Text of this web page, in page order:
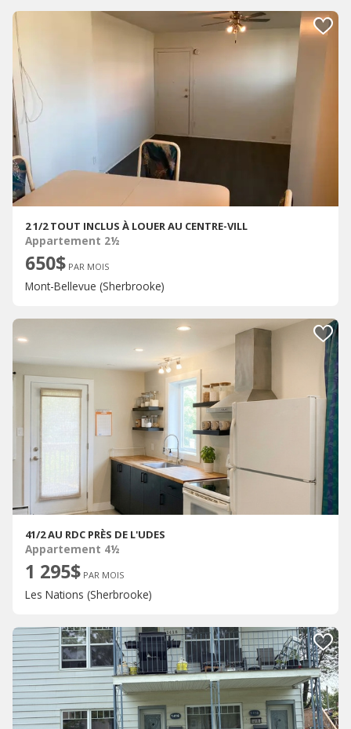
2 1/2 TOUT INCLUS À LOUER AU CENTRE-VILL
Appartement 2½
650$ PAR MOIS
Mont-Bellevue (Sherbrooke)
41/2 AU RDC PRÈS DE L'UDES
Appartement 4½
1 295$ PAR MOIS
Les Nations (Sherbrooke)